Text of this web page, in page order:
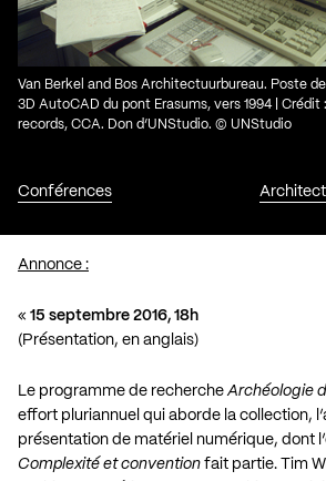
Conférences
Van Berkel and Bos Architectuurbureau. Poste
3D AutoCAD du pont Erasums, vers 1994 | Crédit
records, CCA. Don d’UNStudio. © UNStudio
Annonce :
« 15 septembre 2016, 18h
(Présentation, en anglais)
Le programme de recherche Archéologie
effort pluriannuel qui aborde la collection,
présentation de matériel numérique, dont
Complexité et convention fait partie. Tim